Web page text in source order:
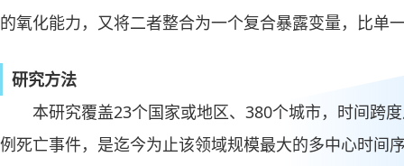
的氧化能力，又将二者整合为一个复合暴露变量，比单
研究方法
本研究覆盖23个国家或地区、380个城市，时间跨
例死亡事件，是迄今为止该领域规模最大的多中心时间